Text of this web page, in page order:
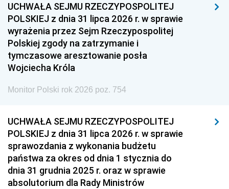
UCHWAŁA SEJMU RZECZYPOSPOLITEJ
POLSKIEJ z dnia 31 lipca 2026 r. w sprawie
wyrażenia przez Sejm Rzeczypospolitej
Polskiej zgody na zatrzymanie i
tymczasowe aresztowanie posła
Wojciecha Króla
Monitor Polski rok 2026 poz. 754
UCHWAŁA SEJMU RZECZYPOSPOLITEJ
POLSKIEJ z dnia 31 lipca 2026 r. w sprawie
sprawozdania z wykonania budżetu
państwa za okres od dnia 1 stycznia do
dnia 31 grudnia 2025 r. oraz w sprawie
absolutorium dla Rady Ministrów